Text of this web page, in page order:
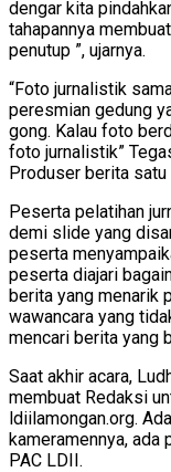
dengar kita
tahapannya
penutup ”, ujarnya.
“Foto jurnalistik
peresmian gedung
gong. Kalau foto
foto jurnalistik”
Produser berita satu
Peserta pelatihan
demi slide yang
peserta
peserta diajari
berita yang menarik
wawancara yang
mencari berita yang
Saat akhir acara,
membuat Redaksi
ldiilamongan.org.
kameramennya, ada
PAC LDII.